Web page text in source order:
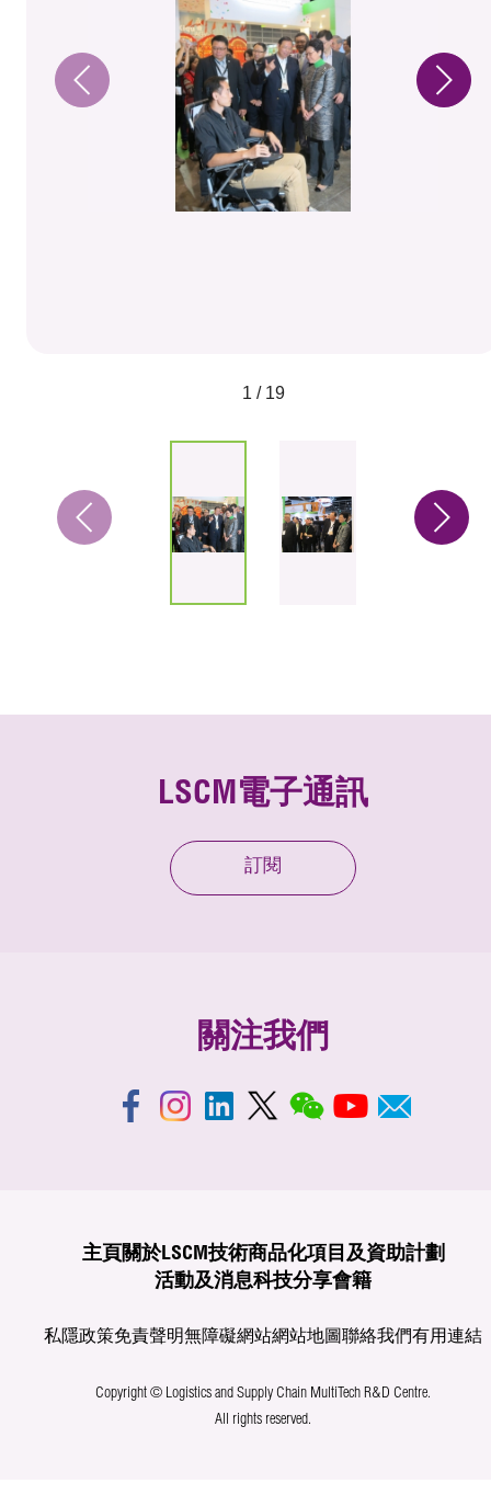
1 / 19
LSCM電子通訊
訂閱
關注我們
主頁 關於LSCM技術商品化項目及資助計劃
活動及消息科技分享會籍
私隱政策免責聲明無障礙網站網站地圖聯絡我們有用連結
Copyright © Logistics and Supply Chain MultiTech R&D Centre.
All rights reserved.